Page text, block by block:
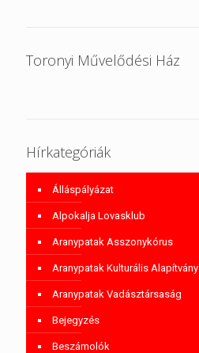
Toronyi Művelődési Ház
Hírkategóriák
Álláspályázat
Alpokalja Lovasklub
Aranypatak Asszonykórus
Aranypatak Kulturális Alapítvány
Aranypatak Vadásztársaság
Bejegyzés
Beszámolók